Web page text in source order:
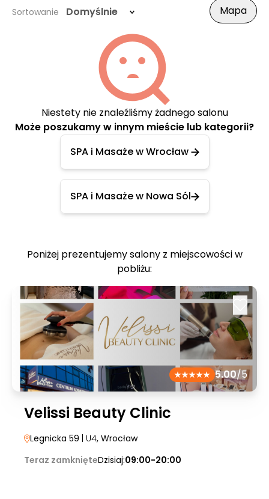
Sortowanie Domyślnie Mapa
Niestety nie znaleźliśmy żadnego salonu
Może poszukamy w innym mieście lub kategorii?
SPA i Masaże w Wrocław
SPA i Masaże w Nowa Sól
Poniżej prezentujemy salony z miejscowości w
pobliżu:
5.00/5
Velissi Beauty Clinic
Legnicka 59 | U4, Wrocław
Teraz zamknięteDzisiaj:09:00-20:00